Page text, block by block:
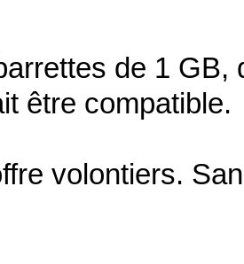
de 1 GB,
être compatible.
volontiers.